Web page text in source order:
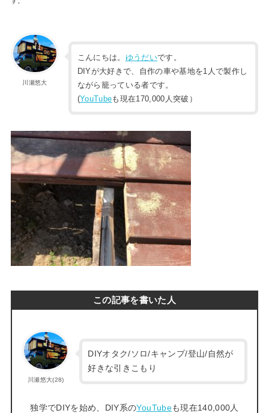
川瀬悠大
こんにちは。 ゆうだいです。
DIYが大好きで、自作の車や基地を1人で製作し
ながら籠っている者です。
(YouTubeも現在170,000人突破）
この記事を書いた人
川瀬悠大(28)
DIYオタク/ソロ/キャンプ/登山/自然が
好きな引きこもり
独学でDIYを始め、DIY系のYouTubeも現在140,000人